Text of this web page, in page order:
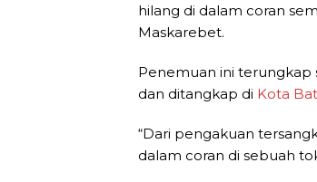
hilang di dalam coran
Maskarebet.
Penemuan ini terungkap
dan ditangkap di Kota
“Dari pengakuan
dalam coran di sebuah